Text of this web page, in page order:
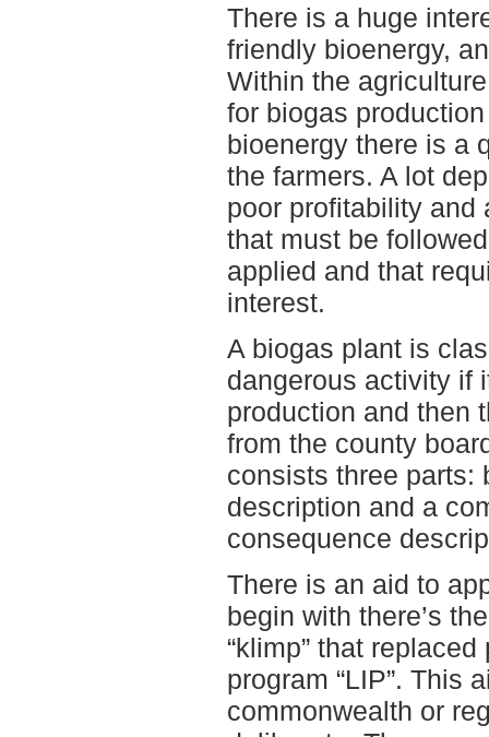
There is a huge
friendly bioenergy,
Within the
for biogas
bioenergy there is a
the farmers. A lot
poor profitability and
that must be
applied and that
interest.
A biogas plant is
dangerous activity if
production and then
from the county
consists three parts:
description and a
consequence
There is an aid to
begin with there’s
“klimp” that
program “LIP”. This
commonwealth or